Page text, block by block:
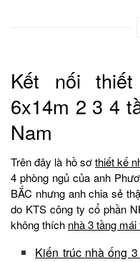
Kết nối
6x14m 2 3 4
Nam
Trên đây là hồ sơthiết kế
4 phòng ngủ của anh
BẮC nhưng anh chia sẻ
do KTS công ty cổ phần
không thích nhà 3 tầng mái
Kiến trúc nhà ống